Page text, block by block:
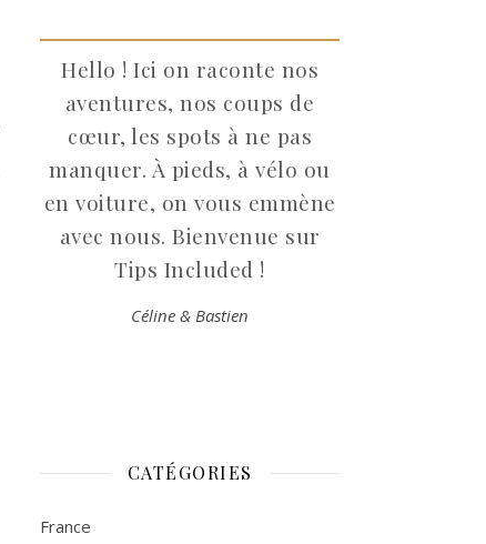
Hello ! Ici on raconte nos
aventures, nos coups de
cœur, les spots à ne pas
manquer. À pieds, à vélo ou
en voiture, on vous emmène
avec nous. Bienvenue sur
Tips Included !
Céline & Bastien
CATÉGORIES
France